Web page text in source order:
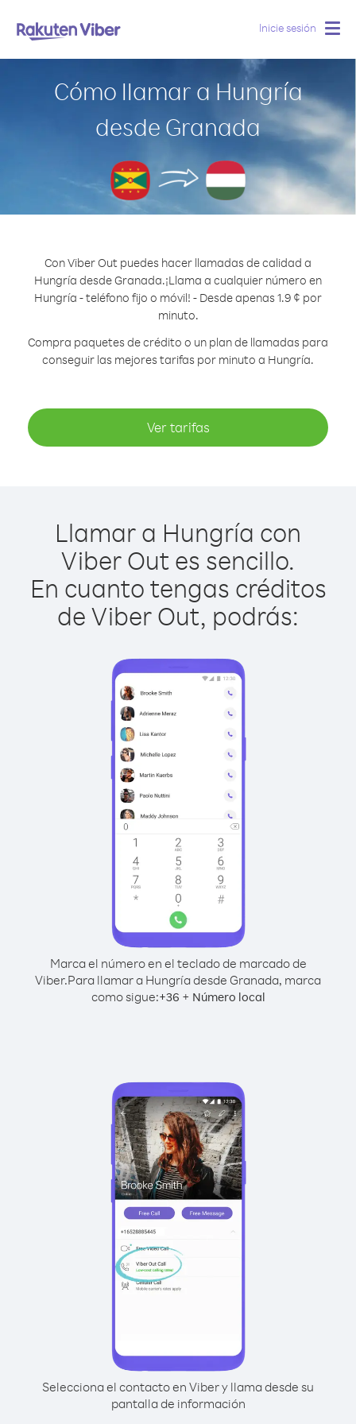
Inicie sesión
Cómo llamar a Hungría
desde Granada
Con Viber Out puedes hacer llamadas de calidad a
Hungría desde Granada.¡Llama a cualquier número en
Hungría - teléfono fijo o móvil! - Desde apenas 1.9 ¢ por
minuto.
Compra paquetes de crédito o un plan de llamadas para
conseguir las mejores tarifas por minuto a Hungría.
Ver tarifas
Llamar a Hungría con
Viber Out es sencillo.
En cuanto tengas créditos
de Viber Out, podrás:
Marca el número en el teclado de marcado de
Viber.Para llamar a Hungría desde Granada, marca
como sigue:+36 + Número local
Selecciona el contacto en Viber y llama desde su
pantalla de información